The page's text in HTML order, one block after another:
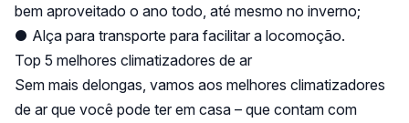
bem aproveitado o ano todo, até mesmo no inverno;
● Alça para transporte para facilitar a locomoção.
Top 5 melhores climatizadores de ar
Sem mais delongas, vamos aos melhores climatizadores
de ar que você pode ter em casa – que contam com